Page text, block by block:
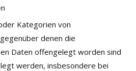
Kategorien von
denen die
Daten offengelegt worden sind
werden, insbesondere bei